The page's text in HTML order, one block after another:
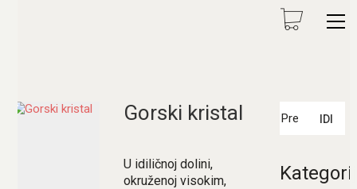
Gorski kristal
U idiličnoj dolini,
okruženoj visokim,
IDI